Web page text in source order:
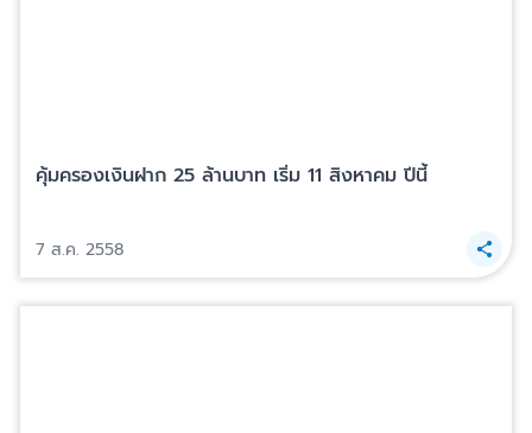
คุ้มครองเงินฝาก 25 ล้านบาท เริ่ม 11 สิงหาคม ปีนี้
7 ส.ค. 2558